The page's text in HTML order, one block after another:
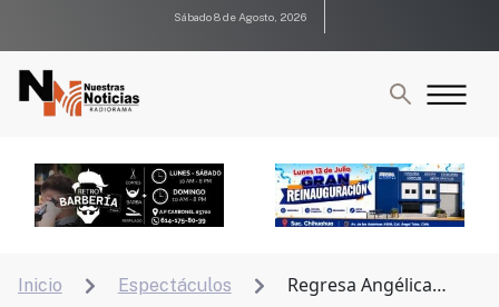
Sábado 8 de Agosto, 2026
Inicio  Espectáculos 
Regresa Angélica